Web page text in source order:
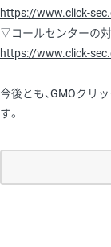
https://www.click-
▽コールセンターの
https://www.click-
今後とも、GMOクリ
す。